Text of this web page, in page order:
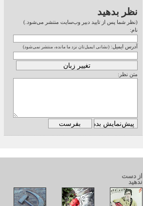
نظر بدهید
(نظر شما پس از تایید دبیر وب‌سایت منتشر می‌شود.)
نام:
آدرس ایمیل: (نشانی ایمیل‌تان نزد ما مانده، منتشر نمی‌شود)
متن نظر:
از دست
ندهید